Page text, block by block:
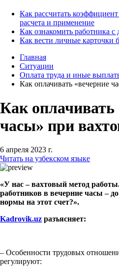
Как рассчитать
расчета и применение
Как ознакомить работника с
Как вести личные карточки
Главная
Ситуации
Оплата труда и иные
Как оплачивать «вечерние
Как оплачивать
часы» при
6 апреля 2023 г.
Читать на узбекском языке
«У нас – вахтовый метод
работников в вечерние часы –
нормы на этот счет?».
Kadrovik.uz разъясняет:
– Особенности трудовых
регулируют: